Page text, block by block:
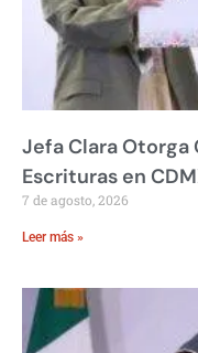
Jefa Clara
Escrituras en
7 de agosto, 2026
Leer más »